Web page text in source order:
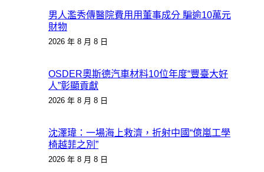
男人濫秀傳醫院費用用董事成分 騙逾10萬元
財物
2026 年 8 月 8 日
OSDER奧斯德汽車材料10位年度“豐臺大好
人”彰顯貢獻
2026 年 8 月 8 日
沈澤瑋：一場海上救濟，折射中國“億嵐工學
椅越菲之別”
2026 年 8 月 8 日